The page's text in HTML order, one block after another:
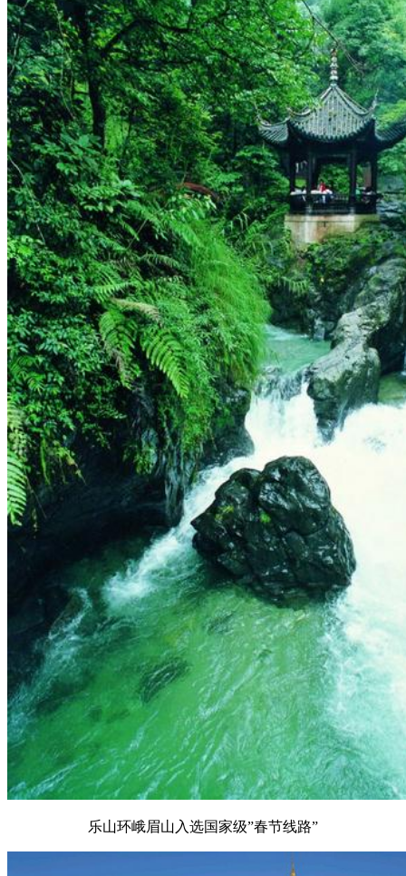
乐山环峨眉山入选国家级”春节线路”